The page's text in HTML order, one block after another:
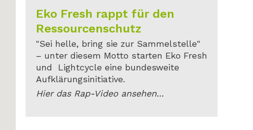
Eko Fresh rappt für den
Ressourcenschutz
"Sei helle, bring sie zur Sammelstelle"
– unter diesem Motto starten Eko Fresh
und Lightcycle eine bundesweite
Aufklärungsinitiative.
Hier das Rap-Video ansehen...